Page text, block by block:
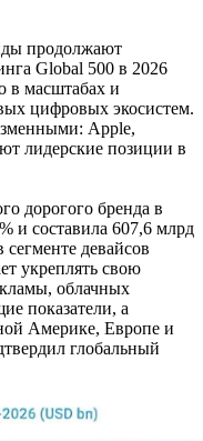
продолжают
Global 500 в 2026
в масштабах и
цифровых экосистем.
Apple,
лидерские позиции в
дорогого бренда в
и составила 607,6 млрд
девайсов
укреплять свою
облачных
показатели, а
Америке, Европе и
глобальный